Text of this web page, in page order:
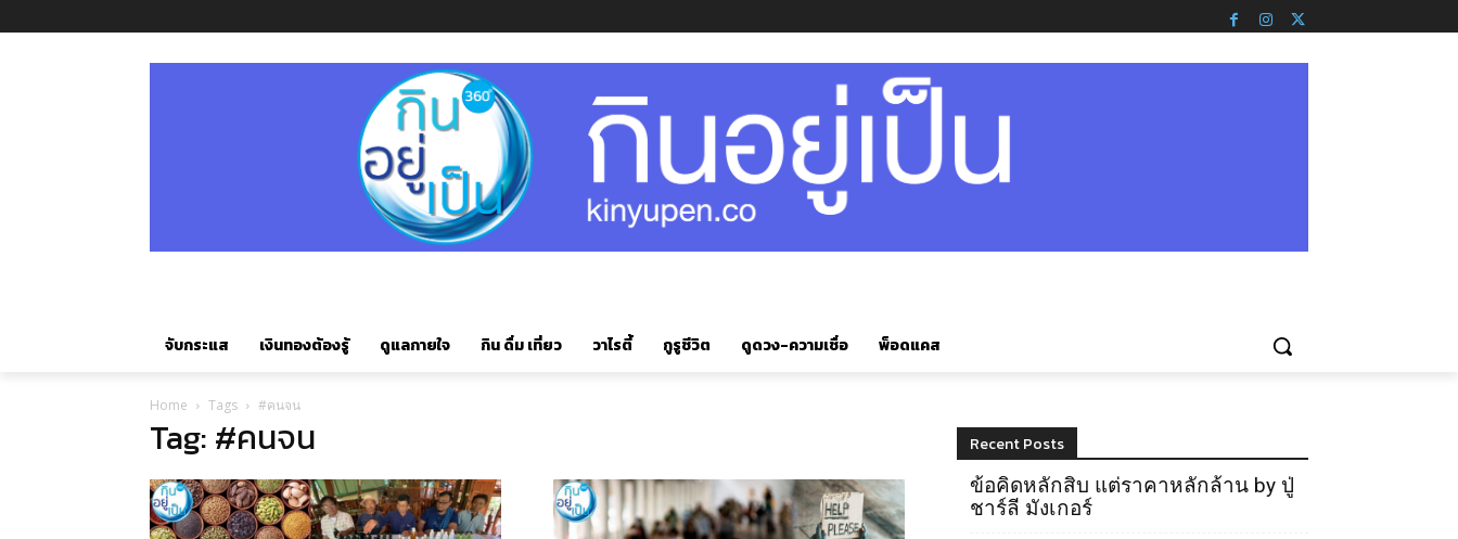
จับกระแส เงินทองต้องรู้ ดูแลกายใจ กิน ดื่ม เที่ยว วาไรตี้ กูรูชีวิต ดูดวง-ความเชื่อ พ็อดแคส
Home Tags #คนจน
Tag: #คนจน Recent Posts
ข้อคิดหลักสิบ แต่ราคาหลักล้าน by ปู่
ชาร์ลี มังเกอร์